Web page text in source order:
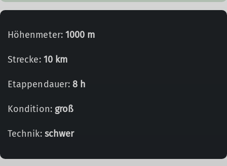
Höhenmeter: 1000 m
Strecke: 10 km
Etappendauer:8 h
Kondition: groß
Technik: schwer